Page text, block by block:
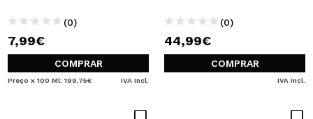
(0)
7,99€
COMPRAR
Preço x 100 Ml: 199,75€ IVA Incl.
(0)
44,99€
COMPRAR
IVA Incl.